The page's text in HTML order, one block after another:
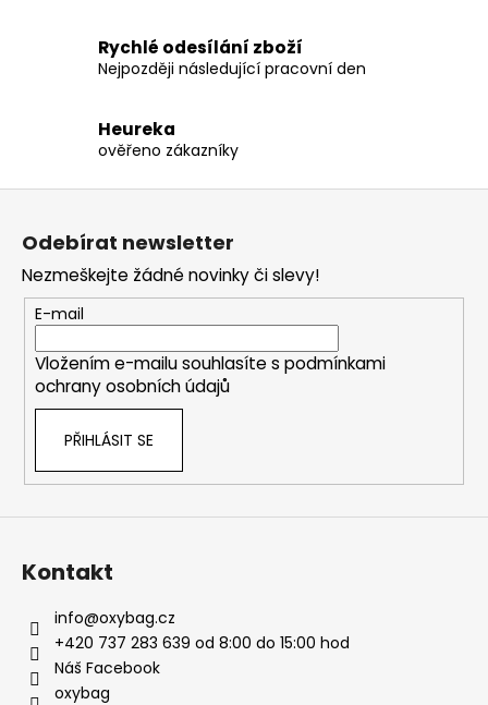
Rychlé odesílání zboží
Nejpozději následující pracovní den
Heureka
ověřeno zákazníky
Odebírat newsletter
Nezmeškejte žádné novinky či slevy!
E-mail
Vložením e-mailu souhlasíte s podmínkami
ochrany osobních údajů
PŘIHLÁSIT SE
Kontakt
info@oxybag.cz
+420 737 283 639 od 8:00 do 15:00 hod
Náš Facebook
oxybag